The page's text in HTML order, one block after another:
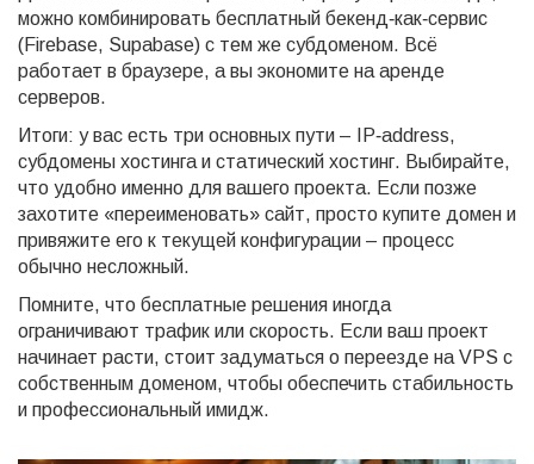
можно комбинировать бесплатный бекенд‑как‑сервис
(Firebase, Supabase) с тем же субдоменом. Всё
работает в браузере, а вы экономите на аренде
серверов.
Итоги: у вас есть три основных пути – IP‑address,
субдомены хостинга и статический хостинг. Выбирайте,
что удобно именно для вашего проекта. Если позже
захотите «переименовать» сайт, просто купите домен и
привяжите его к текущей конфигурации – процесс
обычно несложный.
Помните, что бесплатные решения иногда
ограничивают трафик или скорость. Если ваш проект
начинает расти, стоит задуматься о переезде на VPS с
собственным доменом, чтобы обеспечить стабильность
и профессиональный имидж.